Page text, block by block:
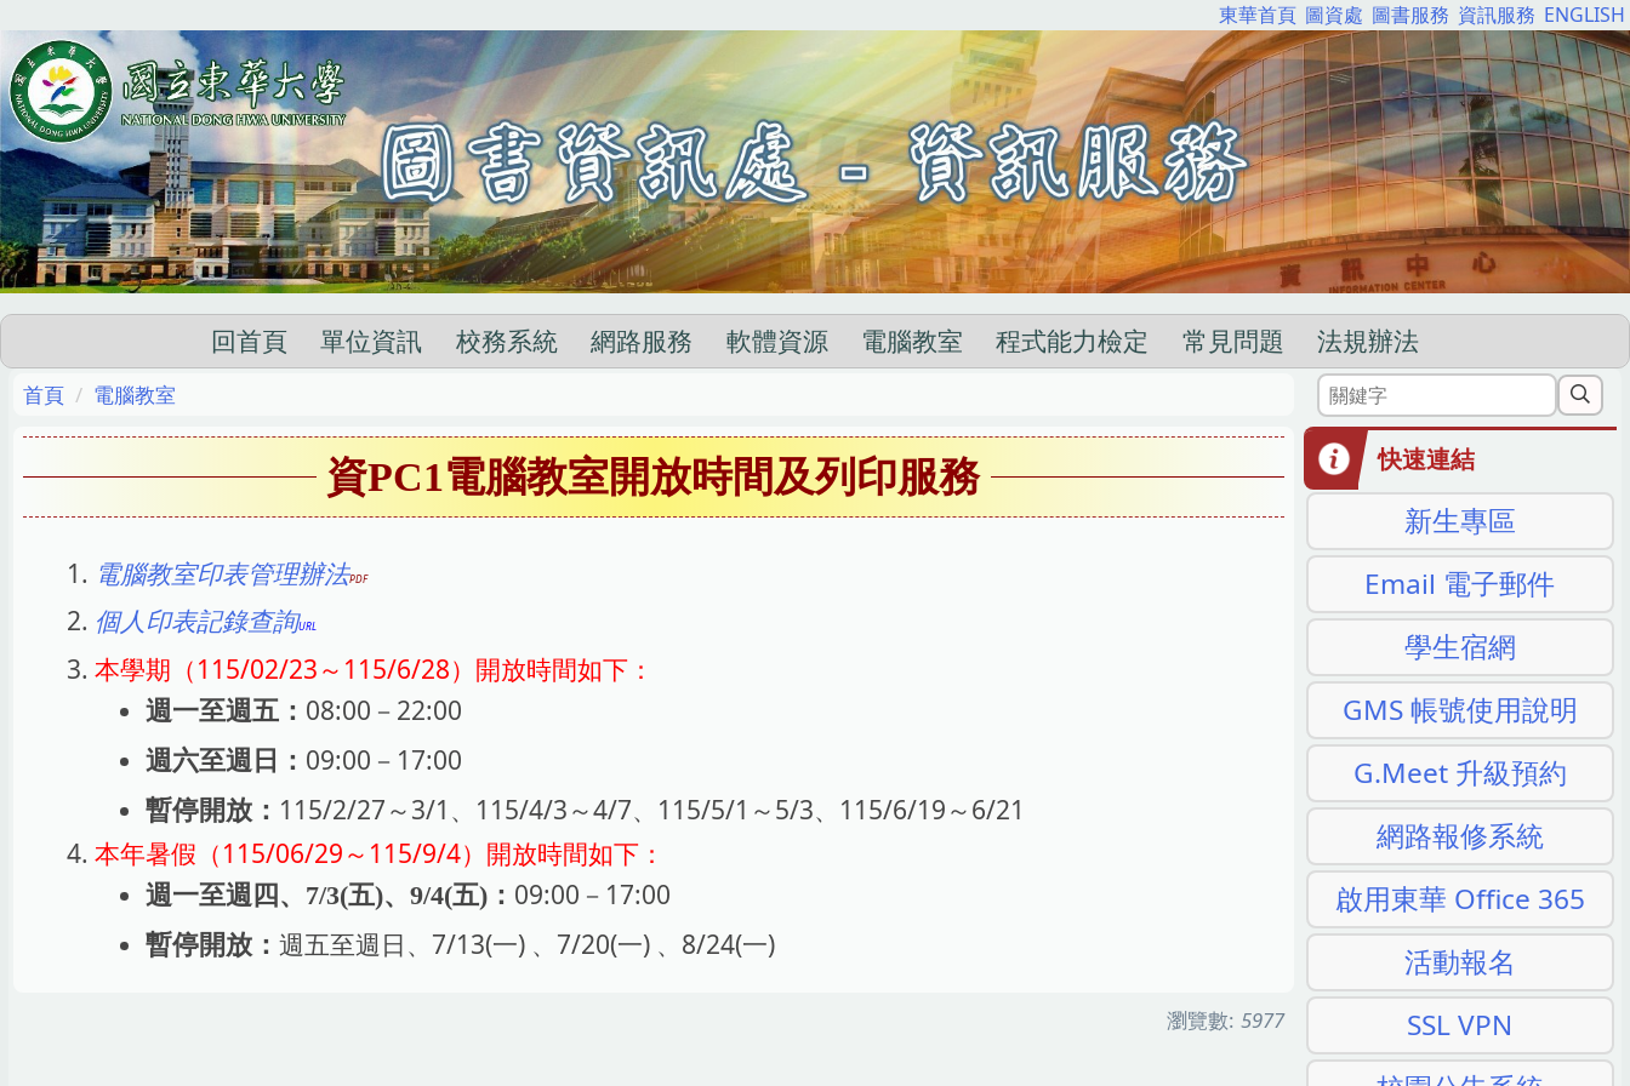
到
主
要
內
容
區
東華首頁 圖資處 圖書服務 資訊服務 ENGLISH
回首頁 單位資訊 校務系統 網路服務 軟體資源 電腦教室 程式能力檢定 常見問題 法規辦法
首頁 電腦教室
資PC1電腦教室開放時間及列印服務
電腦教室印表管理辦法
個人印表記錄查詢
本學期（115/02/23～115/6/28）開放時間如下：
週一至週五： 08:00－22:00
週六至週日： 09:00－17:00
暫停開放： 115/2/27～3/1、115/4/3～4/7、115/5/1～5/3、115/6/19～6/21
本年暑假（115/06/29～115/9/4）開放時間如下：
週一至週四、7/3(五)、9/4(五)： 09:00－17:00
暫停開放：週五至週日、7/13(一) 、7/20(一) 、8/24(一)
瀏覽數: 5977
快速連結
新生專區
Email 電子郵件
學生宿網
GMS 帳號使用說明
G.Meet 升級預約
網路報修系統
啟用東華 Office 365
活動報名
SSL VPN